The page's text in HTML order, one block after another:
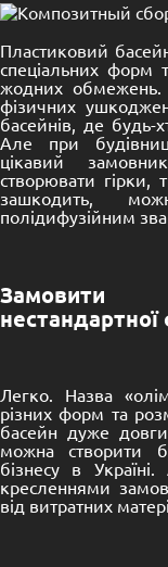
Пластиковий
спеціальних форм
жодних обмежень.
фізичних
басейнів, де
Але при
цікавий
створювати гірки,
зашкодить,
полідифузійним
Замовити
Легко. Назва
різних форм та
басейн дуже
можна створити
бізнесу в
кресленнями
від витратних